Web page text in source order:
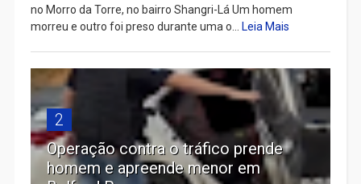
no Morro da Torre, no bairro Shangri-Lá Um homem
morreu e outro foi preso durante uma o... Leia Mais
2
Operação contra o tráfico prende
homem e apreende menor em